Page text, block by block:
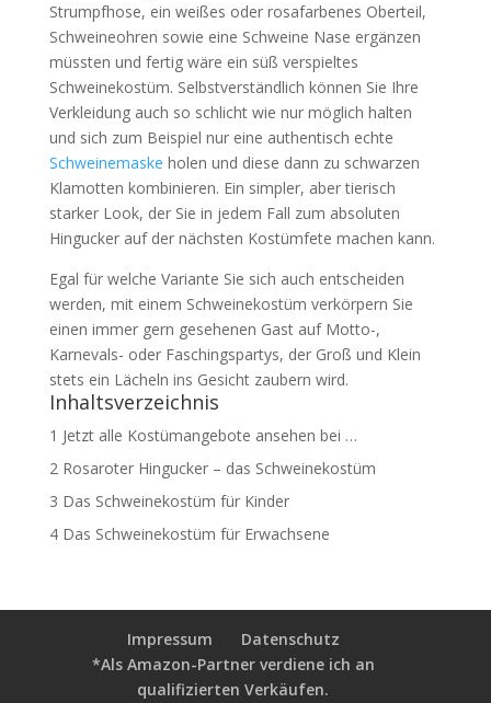
Strumpfhose, ein weißes oder rosafarbenes Oberteil,
Schweineohren sowie eine Schweine Nase ergänzen
müssten und fertig wäre ein süß verspieltes
Schweinekostüm. Selbstverständlich können Sie Ihre
Verkleidung auch so schlicht wie nur möglich halten
und sich zum Beispiel nur eine authentisch echte
Schweinemaske holen und diese dann zu schwarzen
Klamotten kombinieren. Ein simpler, aber tierisch
starker Look, der Sie in jedem Fall zum absoluten
Hingucker auf der nächsten Kostümfete machen kann.
Egal für welche Variante Sie sich auch entscheiden
werden, mit einem Schweinekostüm verkörpern Sie
einen immer gern gesehenen Gast auf Motto-,
Karnevals- oder Faschingspartys, der Groß und Klein
stets ein Lächeln ins Gesicht zaubern wird.
Inhaltsverzeichnis
1 Jetzt alle Kostümangebote ansehen bei …
2Rosaroter Hingucker – das Schweinekostüm
3 Das Schweinekostüm für Kinder
4Das Schweinekostüm für Erwachsene
Impressum
Datenschutz
*Als Amazon-Partner verdiene ich an
qualifizierten Verkäufen.